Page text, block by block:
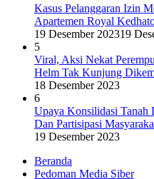
Kasus Pelanggaran Izin
Apartemen Royal
19 Desember 202319
5
Viral, Aksi Nekat
Helm Tak Kunjung
18 Desember 2023
6
Upaya Konsilidasi Tanah
Dan Partisipasi
19 Desember 2023
Beranda
Pedoman Media Siber